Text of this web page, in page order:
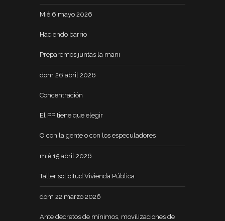
Mié 6 mayo 2026
Haciendo barrio
Preparemos juntas la mani
dom 26 abril 2026
Concentración
El PP tiene que elegir
O con la gente o con los especuladores
mié 15 abril 2026
Taller solicitud Vivienda Pública
dom 22 marzo 2026
Ante decretos de mínimos, movilizaciones de